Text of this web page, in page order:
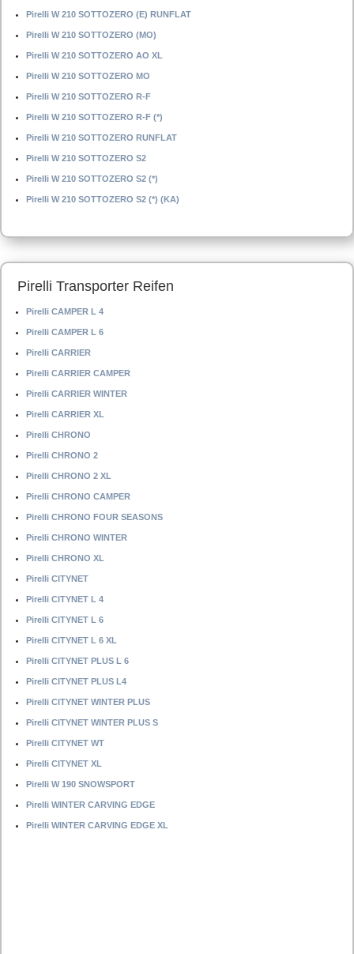
Pirelli W 210 SOTTOZERO (E) RUNFLAT
Pirelli W 210 SOTTOZERO (MO)
Pirelli W 210 SOTTOZERO AO XL
Pirelli W 210 SOTTOZERO MO
Pirelli W 210 SOTTOZERO R-F
Pirelli W 210 SOTTOZERO R-F (*)
Pirelli W 210 SOTTOZERO RUNFLAT
Pirelli W 210 SOTTOZERO S2
Pirelli W 210 SOTTOZERO S2 (*)
Pirelli W 210 SOTTOZERO S2 (*) (KA)
Pirelli Transporter Reifen
Pirelli CAMPER L 4
Pirelli CAMPER L 6
Pirelli CARRIER
Pirelli CARRIER CAMPER
Pirelli CARRIER WINTER
Pirelli CARRIER XL
Pirelli CHRONO
Pirelli CHRONO 2
Pirelli CHRONO 2 XL
Pirelli CHRONO CAMPER
Pirelli CHRONO FOUR SEASONS
Pirelli CHRONO WINTER
Pirelli CHRONO XL
Pirelli CITYNET
Pirelli CITYNET L 4
Pirelli CITYNET L 6
Pirelli CITYNET L 6 XL
Pirelli CITYNET PLUS L 6
Pirelli CITYNET PLUS L4
Pirelli CITYNET WINTER PLUS
Pirelli CITYNET WINTER PLUS S
Pirelli CITYNET WT
Pirelli CITYNET XL
Pirelli W 190 SNOWSPORT
Pirelli WINTER CARVING EDGE
Pirelli WINTER CARVING EDGE XL